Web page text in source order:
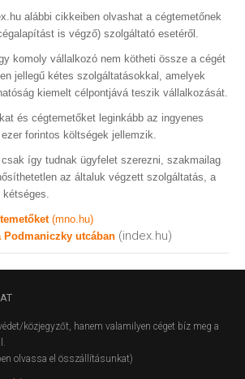
alábbi cikkeiben olvashat a cégtemetőnek
is végző) szolgáltató esetéről.
komoly vállalkozó nem kötheti össze a cégét
jellegű kétes szolgáltatásokkal, amelyek
kiemelt célpontjává teszik vállalkozását.
és cégtemetőket leginkább az ingyenes
forintos költségek jellemzik.
így tudnak ügyfelet szerezni, szakmailag
az általuk végzett szolgáltatás, a
kétséges.
(mno.hu)
Podmaniczky utcában (index.hu)
közjegyzőt, hanem valamilyen céget bíz meg a
olvassa el összállításunkat)